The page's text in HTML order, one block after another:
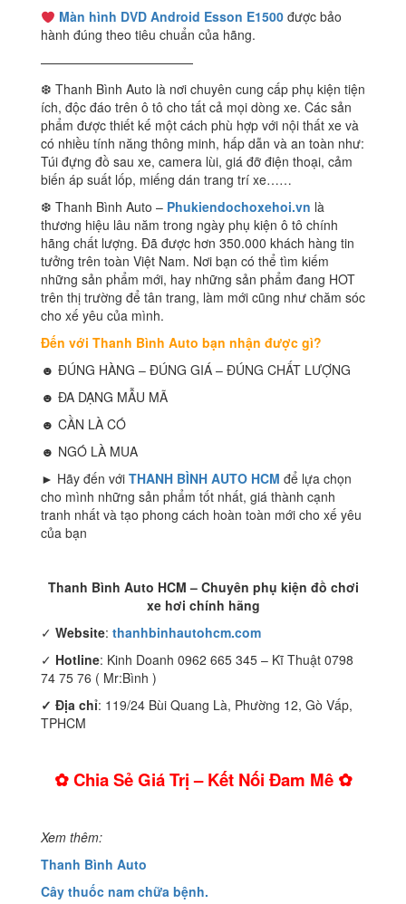
Màn hình DVD Android Esson E1500 được bảo
hành đúng theo tiêu chuẩn của hãng.
————————————
❆ Thanh Bình Auto là nơi chuyên cung cấp phụ kiện tiện
ích, độc đáo trên ô tô cho tất cả mọi dòng xe. Các sản
phẩm được thiết kế một cách phù hợp với nội thất xe và
có nhiều tính năng thông minh, hấp dẫn và an toàn như:
Túi đựng đồ sau xe, camera lùi, giá đỡ điện thoại, cảm
biến áp suất lốp, miếng dán trang trí xe……
❆ Thanh Bình Auto – Phukiendochoxehoi.vn là
thương hiệu lâu năm trong ngày phụ kiện ô tô chính
hãng chất lượng. Đã được hơn 350.000 khách hàng tin
tưởng trên toàn Việt Nam. Nơi bạn có thể tìm kiếm
những sản phẩm mới, hay những sản phẩm đang HOT
trên thị trường để tân trang, làm mới cũng như chăm sóc
cho xế yêu của mình.
Đến với Thanh Bình Auto bạn nhận được gì?
☻ ĐÚNG HÀNG – ĐÚNG GIÁ – ĐÚNG CHẤT LƯỢNG
☻ ĐA DẠNG MẪU MÃ
☻ CẦN LÀ CÓ
☻ NGÓ LÀ MUA
► Hãy đến với THANH BÌNH AUTO HCM để lựa chọn
cho mình những sản phẩm tốt nhất, giá thành cạnh
tranh nhất và tạo phong cách hoàn toàn mới cho xế yêu
của bạn
Thanh Bình Auto HCM – Chuyên phụ kiện đồ chơi
xe hơi chính hãng
✓ Website: thanhbinhautohcm.com
✓ Hotline: Kinh Doanh 0962 665 345 – Kĩ Thuật 0798
74 75 76 ( Mr:Bình )
✓ Địa chỉ: 119/24 Bùi Quang Là, Phường 12, Gò Vấp,
TPHCM
✿ Chia Sẻ Giá Trị – Kết Nối Đam Mê ✿
Xem thêm:
Thanh Bình Auto
Cây thuốc nam chữa bệnh.